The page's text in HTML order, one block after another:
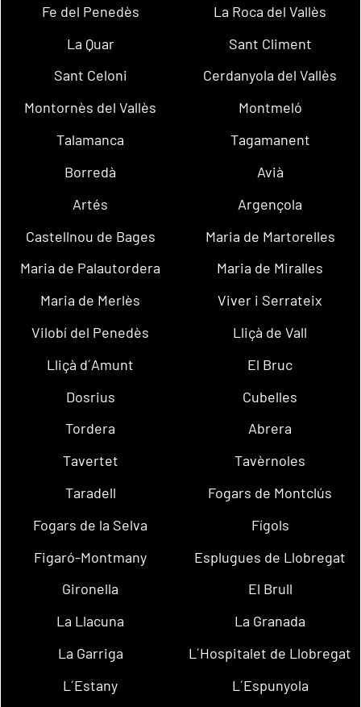
Fe del Penedès
La Roca del Vallès
La Quar
Sant Climent
Sant Celoni
Cerdanyola del Vallès
Montornès del Vallès
Montmeló
Talamanca
Tagamanent
Borredà
Avià
Artés
Argençola
Castellnou de Bages
Maria de Martorelles
Maria de Palautordera
Maria de Miralles
Maria de Merlès
Viver i Serrateix
Vilobí del Penedès
Lliçà de Vall
Lliçà d´Amunt
El Bruc
Dosrius
Cubelles
Tordera
Abrera
Tavertet
Tavèrnoles
Taradell
Fogars de Montclús
Fogars de la Selva
Fígols
Figaró-Montmany
Esplugues de Llobregat
Gironella
El Brull
La Llacuna
La Granada
La Garriga
L´Hospitalet de Llobregat
L´Estany
L´Espunyola